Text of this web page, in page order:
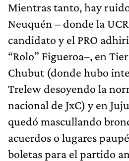
Mientras tanto, hay
Neuquén – donde la
candidato y el PRO
“Rolo” Figueroa–, en
Chubut (donde hubo
Trelew desoyendo la
nacional de JxC) y en
quedó mascullando
acuerdos o lugares
boletas para el partido